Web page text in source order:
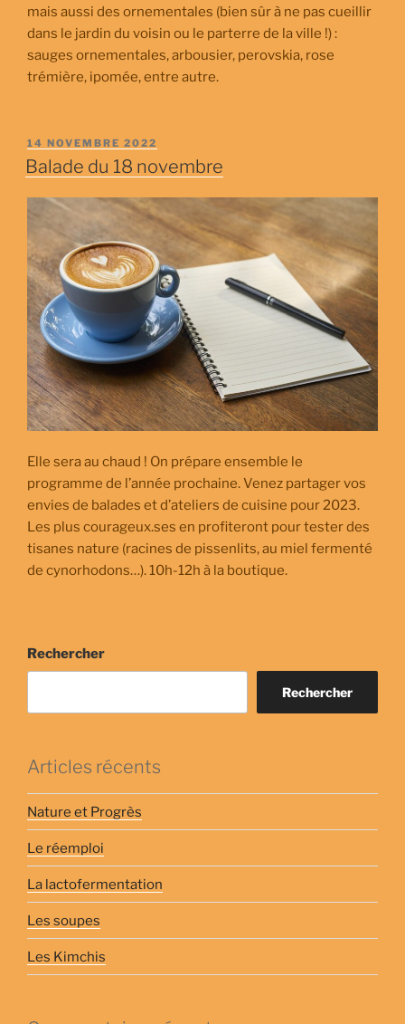
mais aussi des ornementales (bien sûr à ne pas cueillir
dans le jardin du voisin ou le parterre de la ville !) :
sauges ornementales, arbousier, perovskia, rose
trémière, ipomée, entre autre.
PUBLIÉ
LE
14 NOVEMBRE 2022
Balade du 18 novembre
Elle sera au chaud ! On prépare ensemble le
programme de l’année prochaine. Venez partager vos
envies de balades et d’ateliers de cuisine pour 2023.
Les plus courageux.ses en profiteront pour tester des
tisanes nature (racines de pissenlits, au miel fermenté
de cynorhodons…). 10h-12h à la boutique.
Rechercher
Rechercher
Articles récents
Nature et Progrès
Le réemploi
La lactofermentation
Les soupes
Les Kimchis